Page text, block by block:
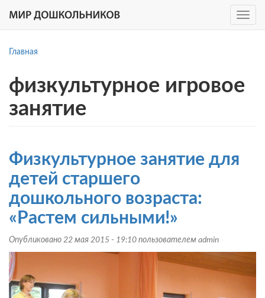
Toggle
Главная
физкультурное игровое
занятие
Физкультурное занятие для
детей старшего
дошкольного возраста:
«Растем сильными!»
Опубликовано 22 мая 2015 - 19:10 пользователем admin